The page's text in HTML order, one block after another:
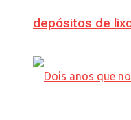
depósitos de